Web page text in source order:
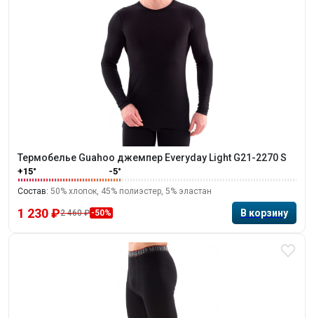
Термобелье Guahoo джемпер Everyday Light G21-2270 S
+15° -5°
Состав: 50% хлопок, 45% полиэстер, 5% эластан
1 230 ₽2 460 ₽ -50%